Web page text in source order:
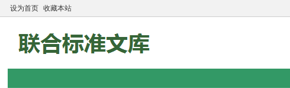
设为首页 收藏本站